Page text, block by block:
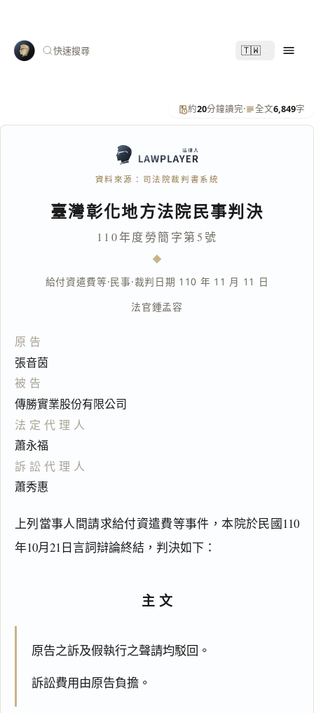
快速搜尋 🇹🇼
約20分鐘讀完· 全文6,849字
資料來源：司法院裁判書系統
臺灣彰化地方法院民事判決
110年度勞簡字第5號
給付資遣費等·民事·裁判日期 110 年 11 月 11 日
法官鍾孟容
原告
張音茵
被告
傳勝實業股份有限公司
法定代理人
蕭永福
訴訟代理人
蕭秀惠
上列當事人間請求給付資遣費等事件，本院於民國110
年10月21日言詞辯論終結，判決如下：
主文
原告之訴及假執行之聲請均駁回。
訴訟費用由原告負擔。